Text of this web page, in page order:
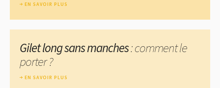
EN SAVOIR PLUS
Gilet long sans manches: comment le
porter ?
EN SAVOIR PLUS